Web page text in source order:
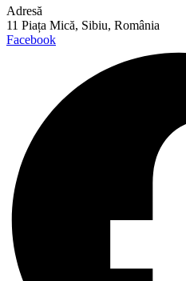
Adresă
11 Piața Mică, Sibiu, România
Facebook